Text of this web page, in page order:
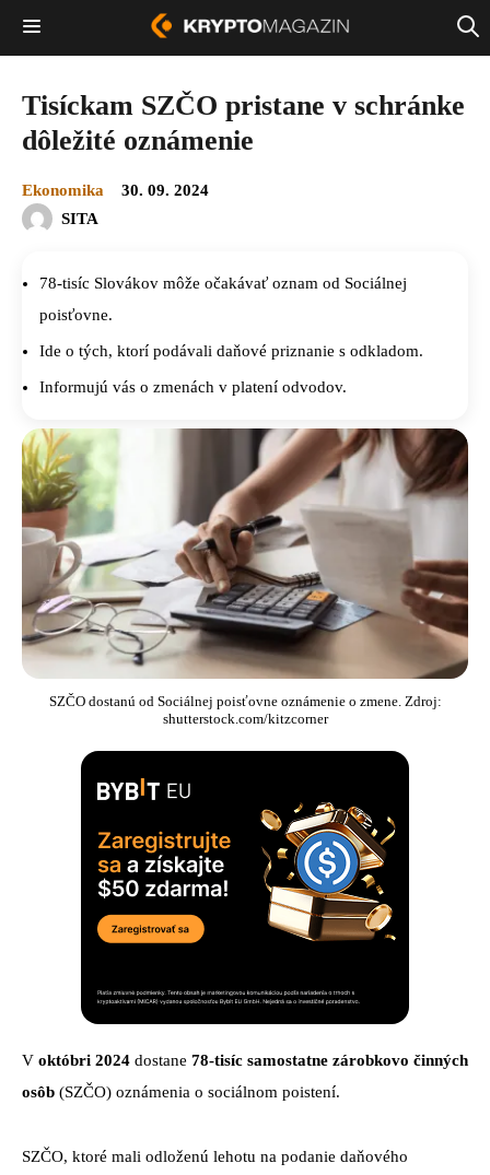
Tisíckam SZČO pristane v schránke
dôležité oznámenie
Ekonomika
30. 09. 2024
SITA
78-tisíc Slovákov môže očakávať oznam od Sociálnej
poisťovne.
Ide o tých, ktorí podávali daňové priznanie s odkladom.
Informujú vás o zmenách v platení odvodov.
SZČO dostanú od Sociálnej poisťovne oznámenie o zmene. Zdroj:
shutterstock.com/kitzcorner
V októbri 2024 dostane 78-tisíc samostatne zárobkovo činných
osôb (SZČO) oznámenia o sociálnom poistení.
SZČO, ktoré mali odloženú lehotu na podanie daňového